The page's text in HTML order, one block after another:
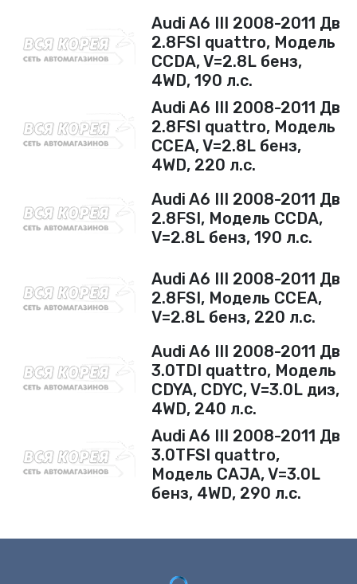
Audi A6 III 2008-2011 Дв
2.8FSI quattro, Модель
CCDA, V=2.8L бенз,
4WD, 190 л.с.
Audi A6 III 2008-2011 Дв
2.8FSI quattro, Модель
CCEA, V=2.8L бенз,
4WD, 220 л.с.
Audi A6 III 2008-2011 Дв
2.8FSI, Модель CCDA,
V=2.8L бенз, 190 л.с.
Audi A6 III 2008-2011 Дв
2.8FSI, Модель CCEA,
V=2.8L бенз, 220 л.с.
Audi A6 III 2008-2011 Дв
3.0TDI quattro, Модель
CDYA, CDYC, V=3.0L диз,
4WD, 240 л.с.
Audi A6 III 2008-2011 Дв
3.0TFSI quattro,
Модель CAJA, V=3.0L
бенз, 4WD, 290 л.с.